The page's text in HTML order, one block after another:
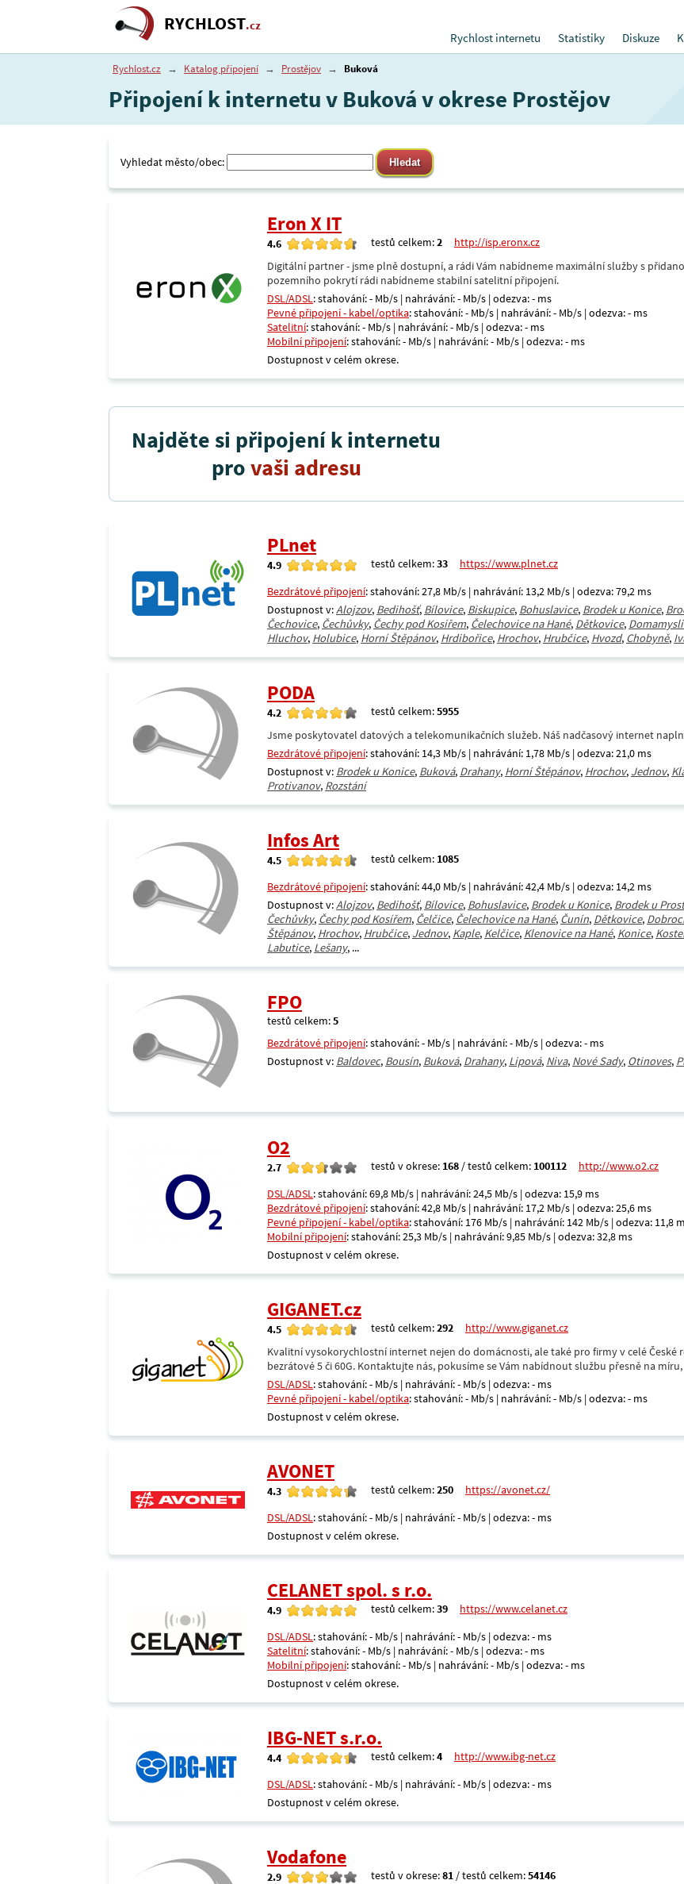
RYCHLOST.cz
Rychlost internetu
Statistiky Diskuze
Rychlost.cz → Katalog připojení → Prostějov → Buková
Připojení k internetu v Buková v okrese Prostějov
Vyhledat město/obec:
Eron X IT
4.6 testů celkem:2
http://isp.eronx.cz
Digitální partner - jsme plně dostupní, a rádi Vám nabídneme maximální služby s
pozemního pokrytí rádi nabídneme stabilní satelitní připojení.
DSL/ADSL: stahování: - Mb/s | nahrávání: - Mb/s | odezva: - ms
Pevné připojení - kabel/optika: stahování: - Mb/s | nahrávání: - Mb/s | odezva: - ms
Satelitní: stahování: - Mb/s | nahrávání: - Mb/s | odezva: - ms
Mobilní připojení: stahování: - Mb/s | nahrávání: - Mb/s | odezva: - ms
Dostupnost v celém okrese.
Najděte si připojení k internetu
provaši adresu
PLnet
4.9 testů celkem:33
https://www.plnet.cz
Bezdrátové připojení: stahování: 27,8 Mb/s | nahrávání: 13,2 Mb/s | odezva: 79,2 ms
Dostupnost v:Alojzov, Bedihošť, Bílovice, Biskupice, Bohuslavice, Brodek u Konice,
Čechovice, Čechůvky, Čechy pod Kosířem, Čelechovice na Hané, Dětkovice,
Hluchov, Holubice, Horní Štěpánov, Hrdibořice, Hrochov, Hrubčice, Hvozd, Chobyně,
PODA
4.2 testů celkem:5955
Jsme poskytovatel datových a telekomunikačních služeb. Náš nadčasový internet
Bezdrátové připojení: stahování: 14,3 Mb/s | nahrávání: 1,78 Mb/s | odezva: 21,0 ms
Dostupnost v: Brodek u Konice, Buková, Drahany, Horní Štěpánov, Hrochov, Jednov,
Protivanov, Rozstání
Infos Art
4.5 testů celkem: 1085
Bezdrátové připojení: stahování: 44,0 Mb/s | nahrávání: 42,4 Mb/s | odezva: 14,2 ms
Dostupnost v:Alojzov, Bedihošť, Bílovice, Bohuslavice, Brodek u Konice, Brodek u
Čechůvky, Čechy pod Kosířem, Čelčice, Čelechovice na Hané, Čunín, Dětkovice,
Štěpánov, Hrochov, Hrubčice, Jednov, Kaple, Kelčice, Klenovice na Hané, Konice,
Labutice, Lešany, ...
FPO
testů celkem:5
Bezdrátové připojení: stahování: - Mb/s | nahrávání: - Mb/s | odezva: - ms
Dostupnost v: Baldovec, Bousín, Buková, Drahany, Lipová, Niva, Nové Sady, Otinoves,
O2
2.7 testů v okrese: 168 / testů celkem: 100112
http://www.o2.cz
DSL/ADSL: stahování: 69,8 Mb/s | nahrávání: 24,5 Mb/s | odezva: 15,9 ms
Bezdrátové připojení: stahování: 42,8 Mb/s | nahrávání: 17,2 Mb/s | odezva: 25,6 ms
Pevné připojení - kabel/optika: stahování: 176 Mb/s | nahrávání: 142 Mb/s | odezva: 11,8
Mobilní připojení: stahování: 25,3 Mb/s | nahrávání: 9,85 Mb/s | odezva: 32,8 ms
Dostupnost v celém okrese.
GIGANET.cz
4.5 testů celkem:292
http://www.giganet.cz
Kvalitní vysokorychlostní internet nejen do domácnosti, ale také pro firmy v celé České
bezrátové 5 či 60G. Kontaktujte nás, pokusíme se Vám nabídnout službu přesně na míru,
DSL/ADSL: stahování: - Mb/s | nahrávání: - Mb/s | odezva: - ms
Pevné připojení - kabel/optika: stahování: - Mb/s | nahrávání: - Mb/s | odezva: - ms
Dostupnost v celém okrese.
AVONET
4.3 testů celkem:250
https://avonet.cz/
DSL/ADSL: stahování: - Mb/s | nahrávání: - Mb/s | odezva: - ms
Dostupnost v celém okrese.
CELANET spol. s r.o.
4.9 testů celkem:39
https://www.celanet.cz
DSL/ADSL: stahování: - Mb/s | nahrávání: - Mb/s | odezva: - ms
Satelitní: stahování: - Mb/s | nahrávání: - Mb/s | odezva: - ms
Mobilní připojení: stahování: - Mb/s | nahrávání: - Mb/s | odezva: - ms
Dostupnost v celém okrese.
IBG-NET s.r.o.
4.4 testů celkem:4
http://www.ibg-net.cz
DSL/ADSL: stahování: - Mb/s | nahrávání: - Mb/s | odezva: - ms
Dostupnost v celém okrese.
Vodafone
2.9 testů v okrese:81 / testů celkem:54146